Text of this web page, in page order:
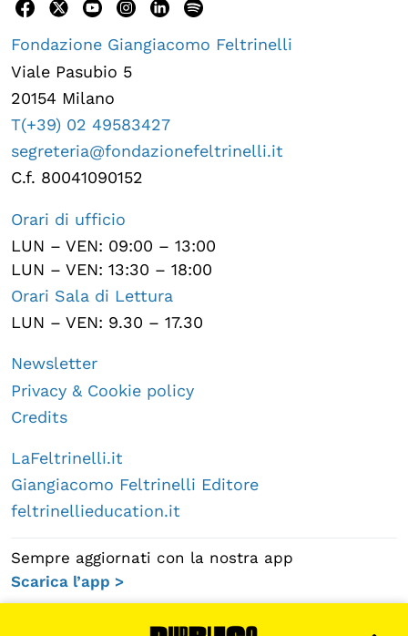
Fondazione Giangiacomo Feltrinelli
Viale Pasubio 5
20154 Milano
T(+39) 02 49583427
segreteria@fondazionefeltrinelli.it
C.f. 80041090152
Orari di ufficio
LUN – VEN: 09:00 – 13:00
LUN – VEN: 13:30 – 18:00
Orari Sala di Lettura
LUN – VEN: 9.30 – 17.30
Newsletter
Privacy & Cookie policy
Credits
LaFeltrinelli.it
Giangiacomo Feltrinelli Editore
feltrinellieducation.it
Sempre aggiornati con la nostra app
Scarica l’app >